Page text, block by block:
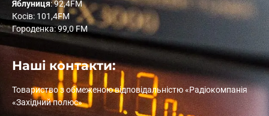
Яблуниця: 92,4FM
Косів: 101,4FM
Городенка: 99,0 FM
Наші контакти:
Товариство з обмеженою відповідальністю «Радіокомпанія
«Західний полюс»